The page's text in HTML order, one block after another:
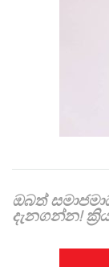
ඔබත්
දැනගන්න!